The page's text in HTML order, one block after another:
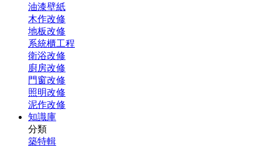
油漆壁紙
木作改修
地板改修
系統櫃工程
衛浴改修
廚房改修
門窗改修
照明改修
泥作改修
知識庫
分類
築特輯